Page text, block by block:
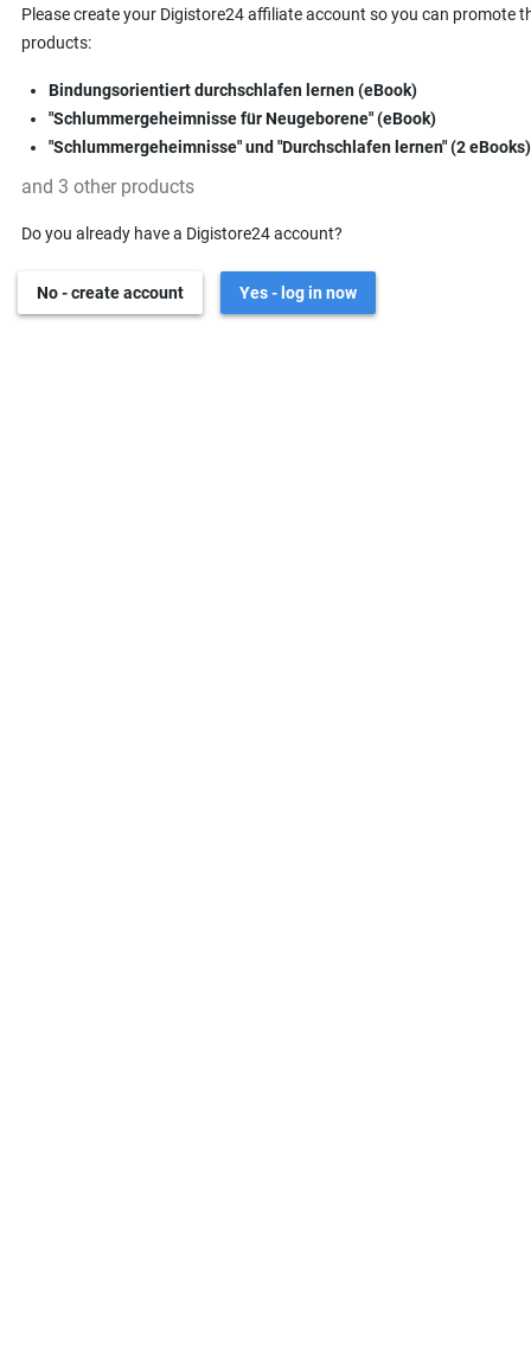
Please create your Digistore24 affiliate account so you can promote
products:
Bindungsorientiert durchschlafen lernen (eBook)
"Schlummergeheimnisse für Neugeborene" (eBook)
"Schlummergeheimnisse" und "Durchschlafen lernen" (2 eBooks)
and 3 other products
Do you already have a Digistore24 account?
No - create account Yes - log in now